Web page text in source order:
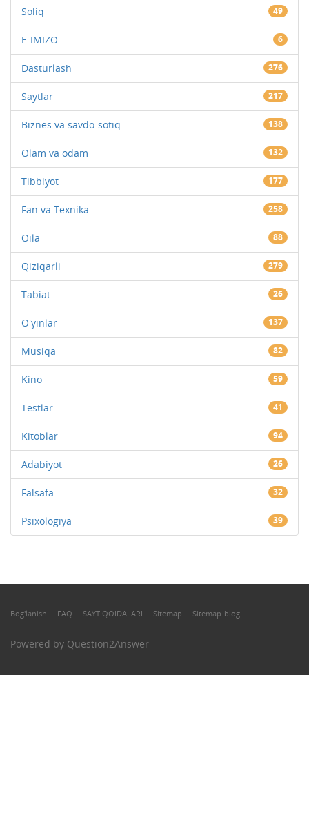
Soliq 49
E-IMIZO 6
Dasturlash 276
Saytlar 217
Biznes va savdo-sotiq 138
Olam va odam 132
Tibbiyot 177
Fan va Texnika 258
Oila 88
Qiziqarli 279
Tabiat 26
O'yinlar 137
Musiqa 82
Kino 59
Testlar 41
Kitoblar 94
Adabiyot 26
Falsafa 32
Psixologiya 39
Bog'lanish FAQ SAYT QOIDALARI Sitemap Sitemap-blog
Powered by Question2Answer